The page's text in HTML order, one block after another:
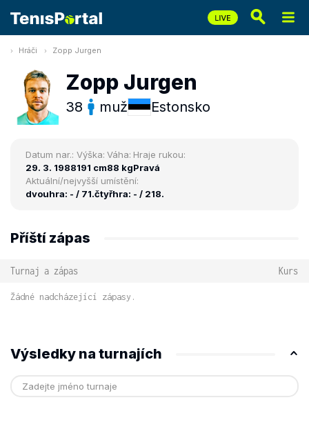
Hráči Zopp Jurgen
Zopp Jurgen
38 muž Estonsko
Datum nar.:
29. 3. 1988
Výška:
191 cm
Váha:
88 kg
Hraje rukou:
Pravá
Aktuální/nejvyšší umístění:
dvouhra: - / 71.čtyřhra: - / 218.
Příští zápas
Turnaj a zápas Kurs
Žádné nadcházející zápasy.
Výsledky na turnajích